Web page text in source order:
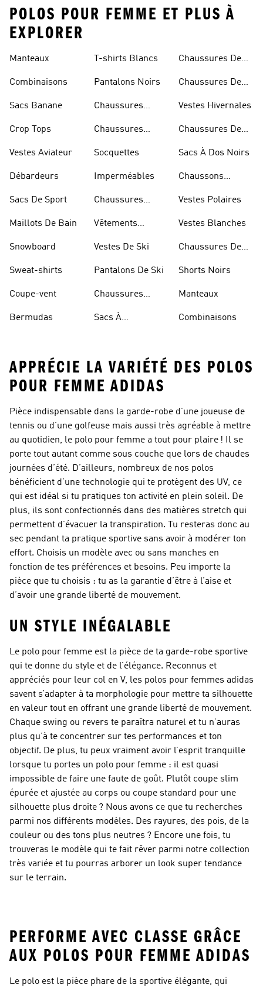
POLOS POUR FEMME ET PLUS À
EXPLORER
Manteaux
Combinaisons
Sacs Banane
Crop Tops
Vestes Aviateur
Débardeurs
Sacs De Sport
Maillots De Bain
Snowboard
Sweat-shirts
Coupe-vent
Bermudas
T-shirts Blancs
Pantalons Noirs
Chaussures
Chaussures
Socquettes
Imperméables
Chaussures
Vêtements
Vestes De Ski
Pantalons De Ski
Chaussures
Sacs À
Chaussures De
Chaussures De
Vestes Hivernales
Chaussures De
Sacs À Dos Noirs
Chaussons
Vestes Polaires
Vestes Blanches
Chaussures De
Shorts Noirs
Manteaux
Combinaisons
APPRÉCIE LA VARIÉTÉ DES POLOS
POUR FEMME ADIDAS
Pièce indispensable dans la garde-robe d’une joueuse de
tennis ou d’une golfeuse mais aussi très agréable à mettre
au quotidien, le polo pour femme a tout pour plaire ! Il se
porte tout autant comme sous couche que lors de chaudes
journées d’été. D’ailleurs, nombreux de nos polos
bénéficient d’une technologie qui te protègent des UV, ce
qui est idéal si tu pratiques ton activité en plein soleil. De
plus, ils sont confectionnés dans des matières stretch qui
permettent d’évacuer la transpiration. Tu resteras donc au
sec pendant ta pratique sportive sans avoir à modérer ton
effort. Choisis un modèle avec ou sans manches en
fonction de tes préférences et besoins. Peu importe la
pièce que tu choisis : tu as la garantie d’être à l’aise et
d’avoir une grande liberté de mouvement.
UN STYLE INÉGALABLE
Le polo pour femme est la pièce de ta garde-robe sportive
qui te donne du style et de l’élégance. Reconnus et
appréciés pour leur col en V, les polos pour femmes adidas
savent s’adapter à ta morphologie pour mettre ta silhouette
en valeur tout en offrant une grande liberté de mouvement.
Chaque swing ou revers te paraîtra naturel et tu n’auras
plus qu’à te concentrer sur tes performances et ton
objectif. De plus, tu peux vraiment avoir l’esprit tranquille
lorsque tu portes un polo pour femme : il est quasi
impossible de faire une faute de goût. Plutôt coupe slim
épurée et ajustée au corps ou coupe standard pour une
silhouette plus droite ? Nous avons ce que tu recherches
parmi nos différents modèles. Des rayures, des pois, de la
couleur ou des tons plus neutres ? Encore une fois, tu
trouveras le modèle qui te fait rêver parmi notre collection
très variée et tu pourras arborer un look super tendance
sur le terrain.
PERFORME AVEC CLASSE GRÂCE
AUX POLOS POUR FEMME ADIDAS
Le polo est la pièce phare de la sportive élégante, qui